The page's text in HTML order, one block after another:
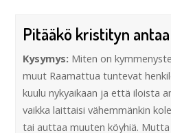
Pitääkö kristityn
Kysymys: Miten on
muut Raamattua tuntevat
kuulu nykyaikaan ja että iloista
vaikka laittaisi vähemmänkin
tai auttaa muuten köyhiä.